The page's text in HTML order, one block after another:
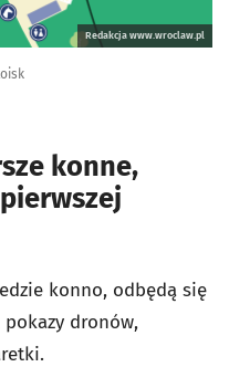
Redakcja www.wroclaw.pl
konne,
konno, odbędą się
dronów,